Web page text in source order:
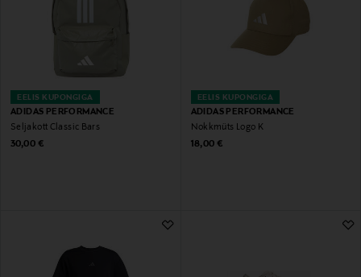
EELIS KUPONGIGA
ADIDAS PERFORMANCE
Seljakott Classic Bars
Original Price
30,00 €
EELIS KUPONGIGA
ADIDAS PERFORMANCE
Nokkmüts Logo K
Original Price
18,00 €